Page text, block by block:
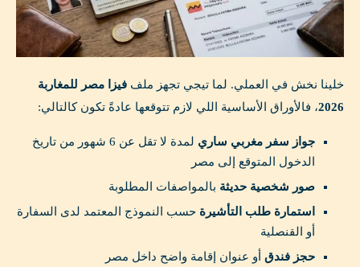
خلينا نخش في العملي. لما تيجي تجهز ملف فيزا مصر للمغاربة
2026، فالأوراق الأساسية اللي لازم تتوقعها عادةً تكون كالتالي:
جواز سفر مغربي ساري
لمدة لا تقل عن 6 شهور من تاريخ
الدخول المتوقع إلى مصر
صور شخصية حديثة بالمواصفات المطلوبة
استمارة طلب التأشيرة حسب النموذج المعتمد لدى السفارة
أو القنصلية
حجز فندق أو عنوان إقامة واضح داخل مصر